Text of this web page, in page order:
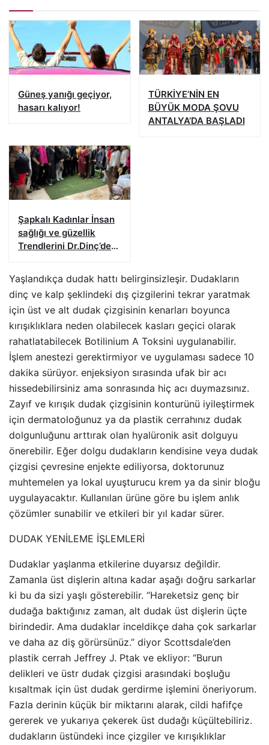
Güneş yanığı geçiyor,
hasarı kalıyor!
TÜRKİYE’NİN EN
BÜYÜK MODA ŞOVU
ANTALYA’DA BAŞLADI
Şapkalı Kadınlar İnsan
sağlığı ve güzellik
Trendlerini Dr.Dinç’den
Yaşlandıkça dudak hattı belirginsizleşir. Dudakların
dinç ve kalp şeklindeki dış çizgilerini tekrar yaratmak
için üst ve alt dudak çizgisinin kenarları boyunca
kırışıklıklara neden olabilecek kasları geçici olarak
rahatlatabilecek Botilinium A Toksini uygulanabilir.
İşlem anestezi gerektirmiyor ve uygulaması sadece 10
dakika sürüyor. enjeksiyon sırasında ufak bir acı
hissedebilirsiniz ama sonrasında hiç acı duymazsınız.
Zayıf ve kırışık dudak çizgisinin konturünü iyileştirmek
için dermatoloğunuz ya da plastik cerrahınız dudak
dolgunluğunu arttırak olan hyalüronik asit dolguyu
önerebilir. Eğer dolgu dudakların kendisine veya dudak
çizgisi çevresine enjekte ediliyorsa, doktorunuz
muhtemelen ya lokal uyuşturucu krem ya da sinir bloğu
uygulayacaktır. Kullanılan ürüne göre bu işlem anlık
çözümler sunabilir ve etkileri bir yıl kadar sürer.
DUDAK YENİLEME İŞLEMLERİ
Dudaklar yaşlanma etkilerine duyarsız değildir.
Zamanla üst dişlerin altına kadar aşağı doğru sarkarlar
ki bu da sizi yaşlı gösterebilir. “Hareketsiz genç bir
dudağa baktığınız zaman, alt dudak üst dişlerin üçte
birindedir. Ama dudaklar inceldikçe daha çok sarkarlar
ve daha az diş görürsünüz.” diyor Scottsdale’den
plastik cerrah Jeffrey J. Ptak ve ekliyor: “Burun
delikleri ve üstr dudak çizgisi arasındaki boşluğu
kısaltmak için üst dudak gerdirme işlemini öneriyorum.
Fazla derinin küçük bir miktarını alarak, cildi hafifçe
gererek ve yukarıya çekerek üst dudağı küçültebiliriz.
dudakların üstündeki ince çizgiler ve kırışıklıklar